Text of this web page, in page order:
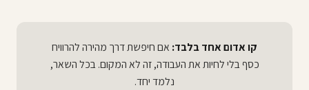
קו אדום אחד בלבד: אם חיפשת דרך מהירה להרוויח
כסף בלי לחיות את העבודה, זה לא המקום. בכל השאר,
נלמד יחד.